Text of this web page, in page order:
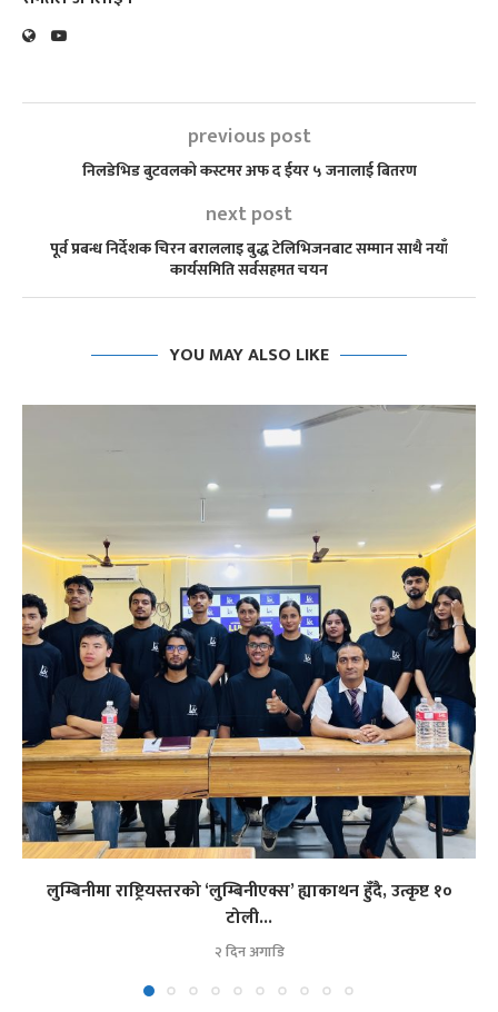
previous post
निलडेभिड बुटवलको कस्टमर अफ द ईयर ५ जनालाई बितरण
next post
पूर्व प्रबन्ध निर्देशक चिरन बराललाइ बुद्ध टेलिभिजनबाट सम्मान साथै नयाँ
कार्यसमिति सर्वसहमत चयन
YOU MAY ALSO LIKE
लुम्बिनीमा राष्ट्रियस्तरको ‘लुम्बिनीएक्स’ ह्याकाथन हुँदै, उत्कृष्ट १०
टोली...
२ दिन अगाडि